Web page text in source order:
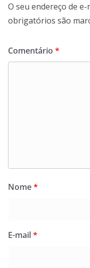
O seu endereço de
obrigatórios são
Comentário *
Nome*
E-mail*